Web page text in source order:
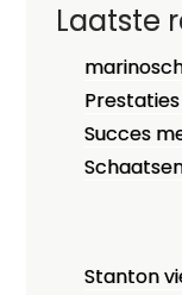
Laatste
Succes
Stanton